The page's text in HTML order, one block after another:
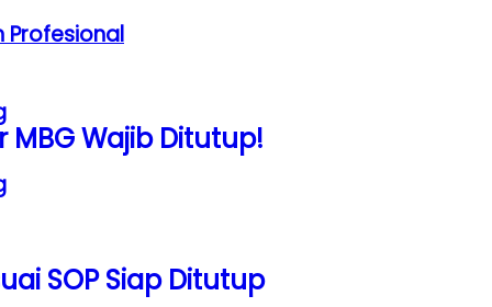
Profesional
Wajib Ditutup!
SOP Siap Ditutup